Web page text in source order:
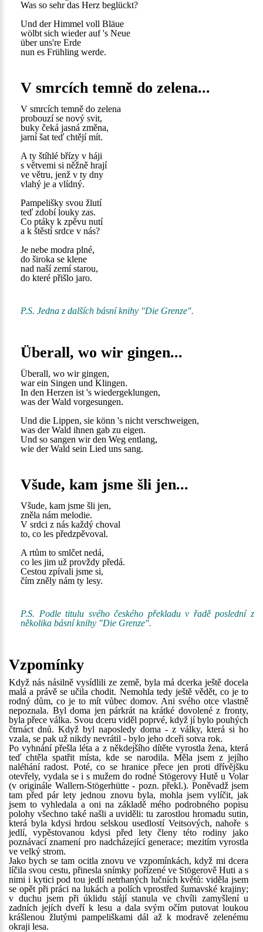
Was so sehr das Herz beglückt?
Und der Himmel voll Bläue
wölbt sich wieder auf 's Neue
über uns're Erde
nun es Frühling werde.
V smrcích temně do zelena...
V smrcích temně do zelena
probouzí se nový svit,
buky čeká jasná změna,
jarní šat teď chtějí mít.
A ty štíhlé břízy v háji
s větvemi si něžně hrají
ve větru, jenž v ty dny
vlahý je a vlídný.
Pampelišky svou žlutí
teď zdobí louky zas.
Co ptáky k zpěvu nutí
a k štěstí srdce v nás?
Je nebe modra plné,
do široka se klene
nad naší zemí starou,
do které přišlo jaro.
P.S. Jedna z dalších básní knihy "Die Grenze".
Überall, wo wir gingen...
Überall, wo wir gingen,
war ein Singen und Klingen.
In den Herzen ist 's wiedergeklungen,
was der Wald vorgesungen.
Und die Lippen, sie könn 's nicht verschweigen,
was der Wald ihnen gab zu eigen.
Und so sangen wir den Weg entlang,
wie der Wald sein Lied uns sang.
Všude, kam jsme šli jen...
Všude, kam jsme šli jen,
zněla nám melodie.
V srdci z nás každý choval
to, co les předzpěvoval.
A rtům to smlčet nedá,
co les jim už provždy předá.
Cestou zpívali jsme si,
čím zněly nám ty lesy.
P.S. Podle titulu svého českého překladu v řadě poslední z
několika básní knihy "Die Grenze".
Vzpomínky
Když nás násilně vysídlili ze země, byla má dcerka ještě docela
malá a právě se učila chodit. Nemohla tedy ještě vědět, co je to
rodný dům, co je to mít vůbec domov. Ani svého otce vlastně
nepoznala. Byl doma jen párkrát na krátké dovolené z fronty,
byla přece válka. Svou dceru viděl poprvé, když jí bylo pouhých
čtrnáct dnů. Když byl naposledy doma - z války, která si ho
vzala, se pak už nikdy nevrátil - bylo jeho dceři sotva rok.
Po vyhnání přešla léta a z někdejšího dítěte vyrostla žena, která
teď chtěla spatřit místa, kde se narodila. Měla jsem z jejího
naléhání radost. Poté, co se hranice přece jen proti dřívějšku
otevřely, vydala se i s mužem do rodné Stögerovy Hutě u Volar
(v originále Wallern-Stögerhütte - pozn. překl.). Poněvadž jsem
tam před pár lety jednou znovu byla, mohla jsem vylíčit, jak
jsem to vyhledala a oni na základě mého podrobného popisu
polohy všechno také našli a uviděli: tu zarostlou hromadu sutin,
která byla kdysi hrdou selskou usedlostí Veitsových, nahoře s
jedlí, vypěstovanou kdysi před lety členy této rodiny jako
poznávací znamení pro nadcházející generace; mezitím vyrostla
ve velký strom.
Jako bych se tam ocitla znovu ve vzpomínkách, když mi dcera
líčila svou cestu, přinesla snímky pořízené ve Stögerově Huti a s
nimi i kytici pod tou jedlí netrhaných lučních květů: viděla jsem
se opět při práci na lukách a polích vprostřed šumavské krajiny;
v duchu jsem při úklidu stájí stanula ve chvíli zamyšlení u
zadních jejích dveří k lesu a dala svým očím putovat loukou
krášlenou žlutými pampeliškami dál až k modravě zelenému
okraji lesa.